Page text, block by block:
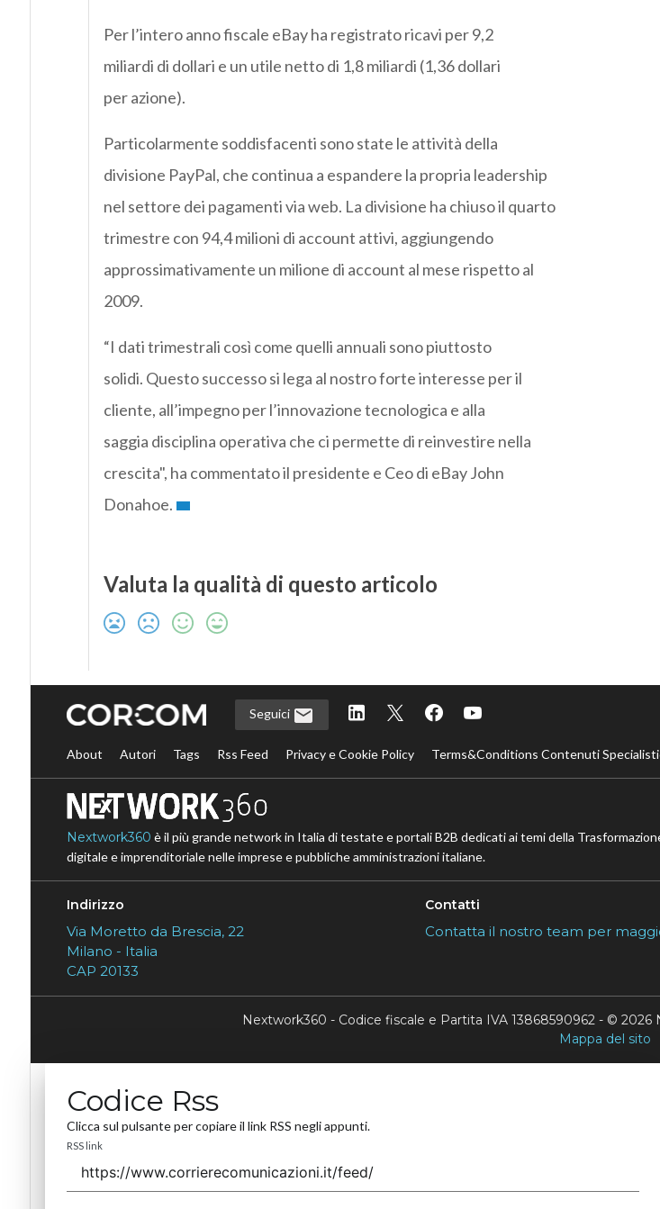
Per l’intero anno fiscale eBay ha registrato ricavi per 9,2
miliardi di dollari e un utile netto di 1,8 miliardi (1,36 dollari
per azione).
Particolarmente soddisfacenti sono state le attività della
divisione PayPal, che continua a espandere la propria leadership
nel settore dei pagamenti via web. La divisione ha chiuso il quarto
trimestre con 94,4 milioni di account attivi, aggiungendo
approssimativamente un milione di account al mese rispetto al
2009.
“I dati trimestrali così come quelli annuali sono piuttosto
solidi. Questo successo si lega al nostro forte interesse per il
cliente, all’impegno per l’innovazione tecnologica e alla
saggia disciplina operativa che ci permette di reinvestire nella
crescita", ha commentato il presidente e Ceo di eBay John
Donahoe.
Valuta la qualità di questo articolo
Seguici
About Autori Tags Rss Feed Privacy e Cookie Policy Terms&Conditions Contenuti
Nextwork360 è il più grande network in Italia di testate e portali B2B dedicati ai temi della
digitale e imprenditoriale nelle imprese e pubbliche amministrazioni italiane.
Indirizzo
Via Moretto da Brescia, 22
Milano - Italia
CAP 20133
Contatti
Contatta il nostro team per
Nextwork360 - Codice fiscale e Partita IVA 13868590962 - © 2026
Mappa del sito
Codice Rss
Clicca sul pulsante per copiare il link RSS negli appunti.
RSS link